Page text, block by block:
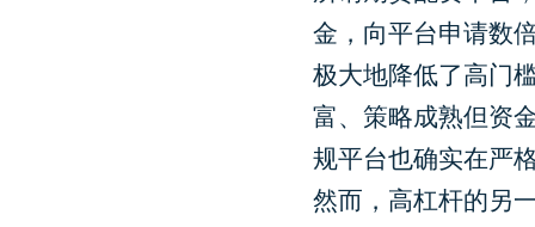
金，向平台申请数
极大地降低了高门
富、策略成熟但资
规平台也确实在严
然而，高杠杆的另